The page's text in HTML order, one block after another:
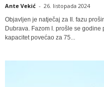
Ante Vekić - 26. listopada 2024
Objavljen je natječaj za II. fazu
Dubrava. Fazom I. prošle se
kapacitet povećao za 75...